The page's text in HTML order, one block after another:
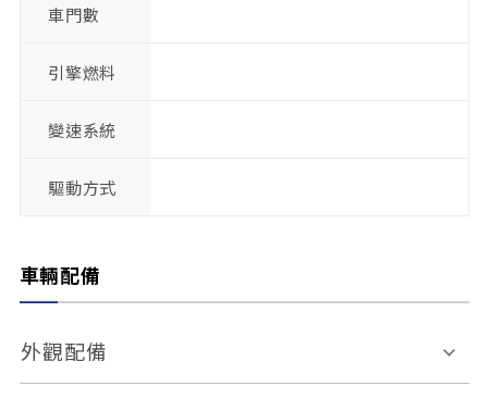
車門數
引擎燃料
變速系統
驅動方式
車輛配備
外觀配備